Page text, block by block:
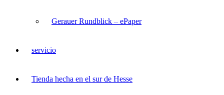
Gerauer Rundblick – ePaper
servicio
Tienda hecha en el sur de Hesse